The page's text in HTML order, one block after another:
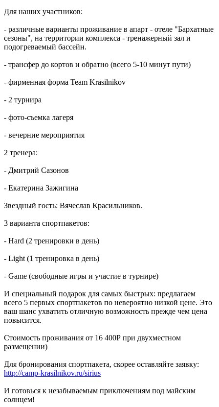
Для наших участников:
- различные варианты проживание в апарт - отеле "Бархатные
сезоны", на территории комплекса - тренажерный зал и
подогреваемый бассейн.
- трансфер до кортов и обратно (всего 5-10 минут пути)
- фирменная форма Team Krasilnikov
- 2 турнира
- фото-съемка лагеря
- вечерние мероприятия
2 тренера:
- Дмитрий Сазонов
- Екатерина Зажигина
Звездный гость: Вячеслав Красильников.
3 варианта спортпакетов:
- Hard (2 тренировки в день)
- Light (1 тренировка в день)
- Game (свободные игры и участие в турнире)
И специальный подарок для самых быстрых: предлагаем
всего 5 первых спортпакетов по невероятно низкой цене. Это
ваш шанс ухватить отличную возможность прежде чем цена
повысится.
Стоимость проживания от 16 400Р при двухместном
размещении)
Для бронирования спортпакета, скорее оставляйте заявку:
http://camp-krasilnikov.ru/sirius
И готовься к незабываемым приключениям под майским
солнцем!